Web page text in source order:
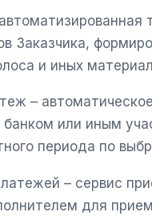
Заказчика,
и иных
–
или иным
периода по
– сервис
для